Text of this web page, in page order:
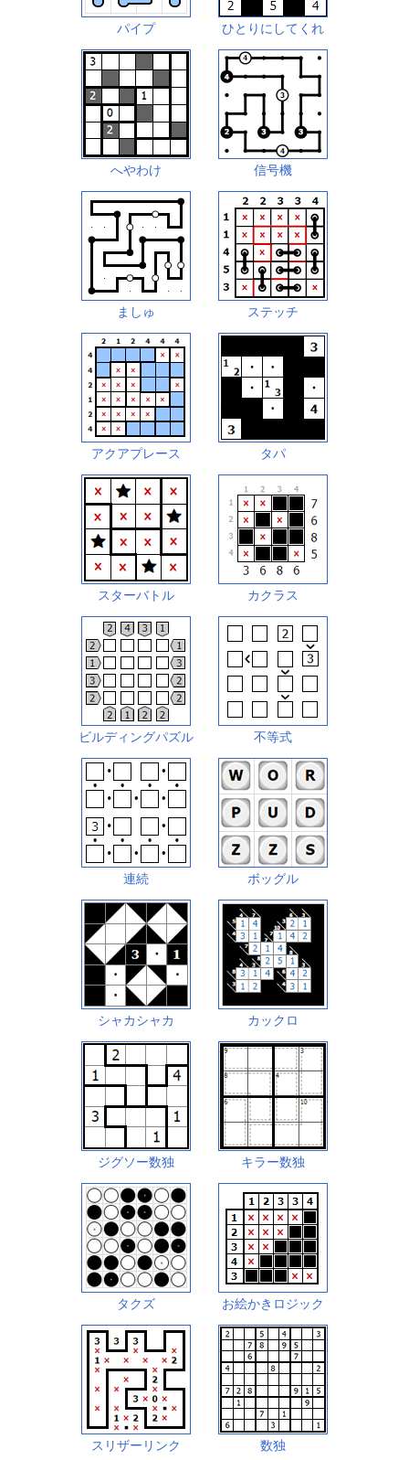
パイプ ひとりにしてくれ
へやわけ 信号機
ましゅ ステッチ
アクアプレース タパ
スターバトル カクラス
ビルディングパズル 不等式
連続 ボッグル
シャカシャカ カックロ
ジグソー数独 キラー数独
タクズ お絵かきロジック
スリザーリンク 数独